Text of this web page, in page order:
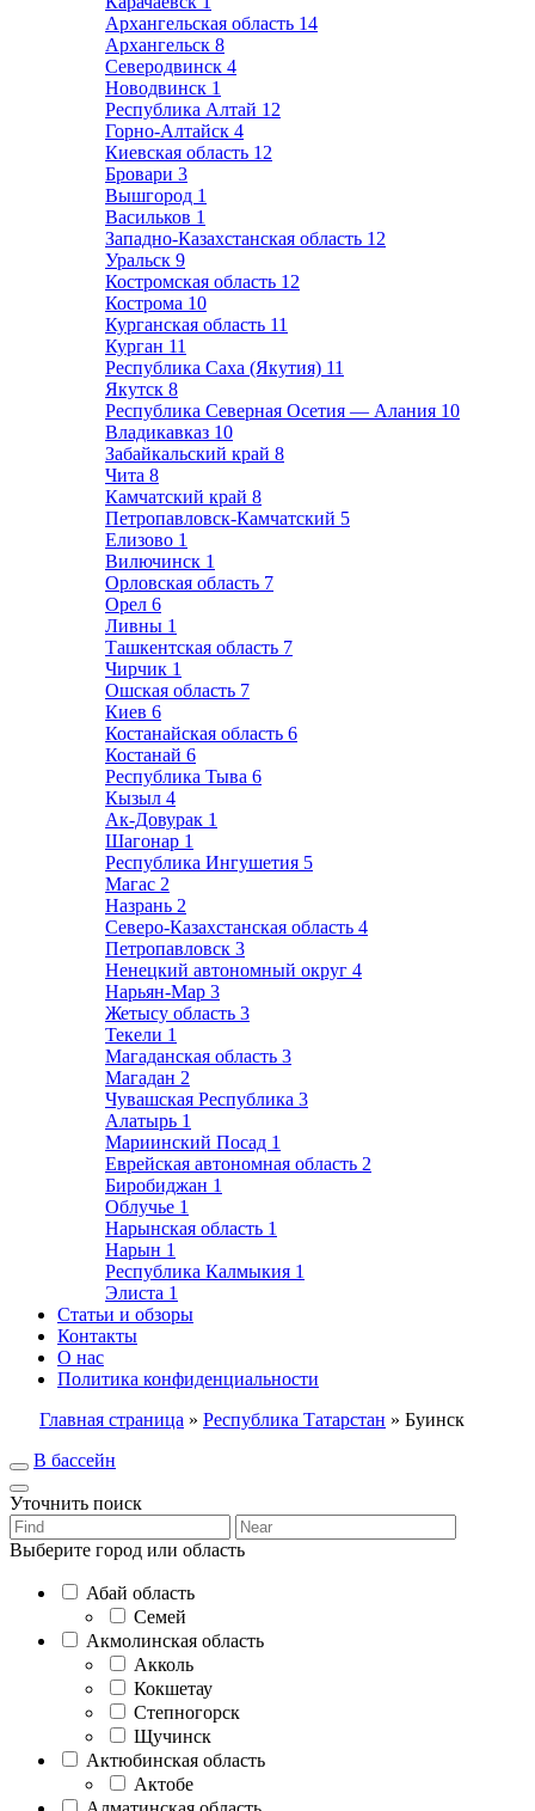
Архангельская область 14
Архангельск 8
Северодвинск 4
Новодвинск 1
Республика Алтай 12
Горно-Алтайск 4
Киевская область 12
Бровари 3
Вышгород 1
Васильков 1
Западно-Казахстанская область 12
Уральск 9
Костромская область 12
Кострома 10
Курганская область 11
Курган 11
Республика Саха (Якутия) 11
Якутск 8
Республика Северная Осетия — Алания 10
Владикавказ 10
Забайкальский край 8
Чита 8
Камчатский край 8
Петропавловск-Камчатский 5
Елизово 1
Вилючинск 1
Орловская область 7
Орел 6
Ливны 1
Ташкентская область 7
Чирчик 1
Ошская область 7
Киев 6
Костанайская область 6
Костанай 6
Республика Тыва 6
Кызыл 4
Ак-Довурак 1
Шагонар 1
Республика Ингушетия 5
Магас 2
Назрань 2
Северо-Казахстанская область 4
Петропавловск 3
Ненецкий автономный округ 4
Нарьян-Мар 3
Жетысу область 3
Текели 1
Магаданская область 3
Магадан 2
Чувашская Республика 3
Алатырь 1
Мариинский Посад 1
Еврейская автономная область 2
Биробиджан 1
Облучье 1
Нарынская область 1
Нарын 1
Республика Калмыкия 1
Элиста 1
Статьи и обзоры
Контакты
О нас
Политика конфиденциальности
Главная страница » Республика Татарстан » Буинск
В бассейн
Уточнить поиск
Выберите город или область
Абай область
Семей
Акмолинская область
Акколь
Кокшетау
Степногорск
Щучинск
Актюбинская область
Актобе